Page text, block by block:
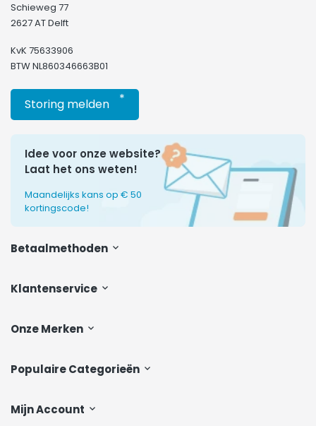
Klantenservice
Onze Merken
Populaire Categorieën
Mijn Account
Schieweg 77
2627 AT Delft
KvK 75633906
BTW NL860346663B01
Storing melden *
Idee voor onze website?
Laat het ons weten!
Maandelijks kans op € 50
kortingscode!
Betaalmethoden